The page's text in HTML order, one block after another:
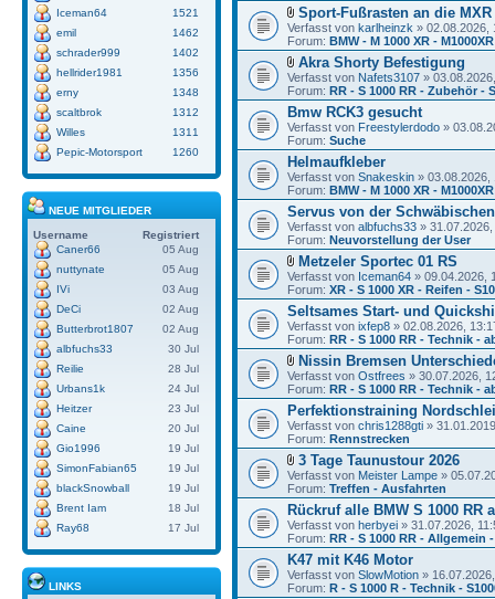
Iceman64
1521
emil
1462
schrader999
1402
hellrider1981
1356
erny
1348
scaltbrok
1312
Willes
1311
Pepic-Motorsport
1260
NEUE MITGLIEDER
Username
Registriert
Caner66
05 Aug
nuttynate
05 Aug
IVi
03 Aug
DeCi
02 Aug
Butterbrot1807
02 Aug
albfuchs33
30 Jul
Reilie
28 Jul
Urbans1k
24 Jul
Heitzer
23 Jul
Caine
20 Jul
Gio1996
19 Jul
SimonFabian65
19 Jul
blackSnowball
19 Jul
Brent Iam
18 Jul
Ray68
17 Jul
LINKS
Sport-Fußrasten an die MXR
Verfasst von karlheinzk » 02.08.2026,
Forum: BMW - M 1000 XR - M1000XR
Akra Shorty Befestigung
Verfasst von Nafets3107 »
Forum: RR - S 1000 RR - Zubehör -
Bmw RCK3 gesucht
Verfasst von Freestylerdodo »
Forum: Suche
Helmaufkleber
Verfasst von Snakeskin » 03.08.2026,
Forum: BMW - M 1000 XR - M1000XR
Servus von der
Verfasst von albfuchs33 »
Forum: Neuvorstellung der User
Metzeler Sportec 01 RS
Verfasst von Iceman64 » 09.04.2026,
Forum: XR - S 1000 XR - Reifen -
Seltsames Start- und
Verfasst von ixfep8 » 02.08.2026,
Forum: RR - S 1000 RR - Technik -
Nissin Bremsen
Verfasst von Ostfrees » 30.07.2026,
Forum: RR - S 1000 RR - Technik -
Perfektionstraining
Verfasst von chris1288gti »
Forum: Rennstrecken
3 Tage Taunustour 2026
Verfasst von Meister Lampe »
Forum: Treffen - Ausfahrten
Rückruf alle BMW S 1000 RR
Verfasst von herbyei » 31.07.2026,
Forum: RR - S 1000 RR - Allgemein
K47 mit K46 Motor
Verfasst von SlowMotion »
Forum: R - S 1000 R - Technik -